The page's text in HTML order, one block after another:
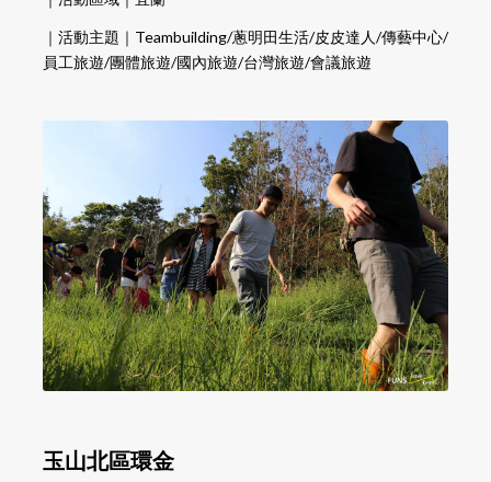
｜活動主題｜Teambuilding/蔥明田生活/皮皮達人/傳藝中心/
員工旅遊/團體旅遊/國內旅遊/台灣旅遊/會議旅遊
玉山北區環金